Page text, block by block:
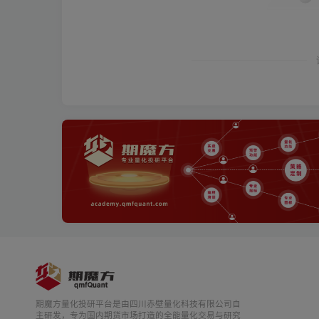
期魔方量化投研平台是由四川赤壁量化科技有限公司自
主研发，专为国内期货市场打造的全能量化交易与研究